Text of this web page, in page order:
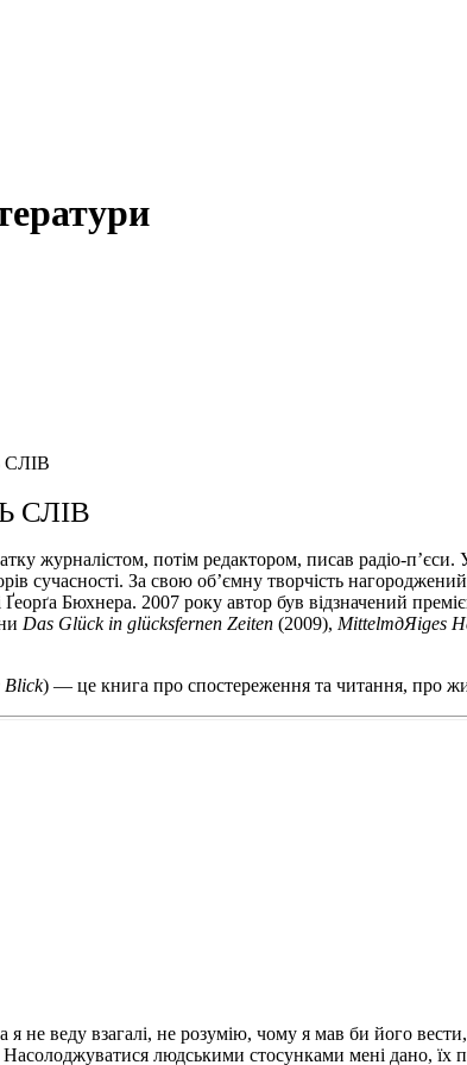
СЛІВ
СЛІВ
журналістом, потім редактором, писав радіо-п’єси.
сучасності. За свою об’ємну творчість
Бюхнера. 2007 року автор був відзначений
Das Glück in glücksfernen Zeiten (2009), MittelmдЯiges
Blick) — це книга про спостереження та читання, про
веду взагалі, не розумію, чому я мав би його
Насолоджуватися людськими стосунками мені дано,